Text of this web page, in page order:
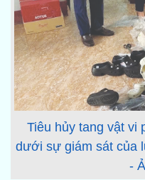
Tiêu hủy tang vật vi
dưới sự giám sát của
-